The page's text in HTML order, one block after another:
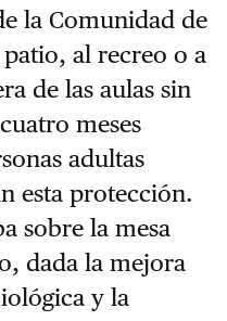
la Comunidad de
al recreo o a
de las aulas sin
meses
adultas
esta protección.
sobre la mesa
dada la mejora
y la